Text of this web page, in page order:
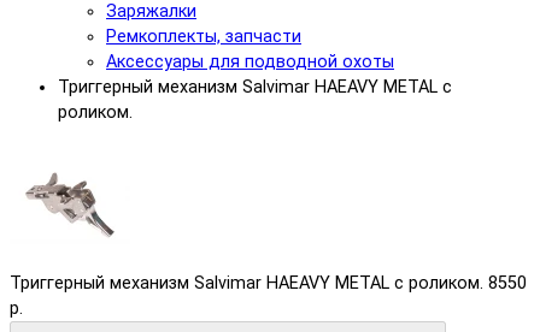
Заряжалки
Ремкоплекты, запчасти
Аксессуары для подводной охоты
Триггерный механизм Salvimar HAEAVY METAL с
роликом.
Триггерный механизм Salvimar HAEAVY METAL с роликом. 8550
р.